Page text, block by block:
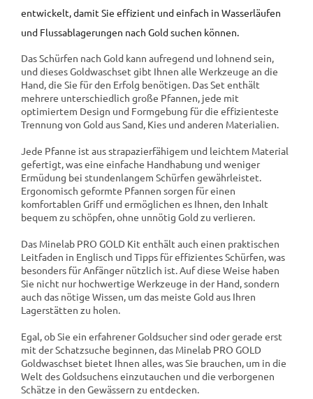
entwickelt, damit Sie effizient und einfach in Wasserläufen
und Flussablagerungen nach Gold suchen können.
Das Schürfen nach Gold kann aufregend und lohnend sein,
und dieses Goldwaschset gibt Ihnen alle Werkzeuge an die
Hand, die Sie für den Erfolg benötigen. Das Set enthält
mehrere unterschiedlich große Pfannen, jede mit
optimiertem Design und Formgebung für die effizienteste
Trennung von Gold aus Sand, Kies und anderen Materialien.
Jede Pfanne ist aus strapazierfähigem und leichtem Material
gefertigt, was eine einfache Handhabung und weniger
Ermüdung bei stundenlangem Schürfen gewährleistet.
Ergonomisch geformte Pfannen sorgen für einen
komfortablen Griff und ermöglichen es Ihnen, den Inhalt
bequem zu schöpfen, ohne unnötig Gold zu verlieren.
Das Minelab PRO GOLD Kit enthält auch einen praktischen
Leitfaden in Englisch und Tipps für effizientes Schürfen, was
besonders für Anfänger nützlich ist. Auf diese Weise haben
Sie nicht nur hochwertige Werkzeuge in der Hand, sondern
auch das nötige Wissen, um das meiste Gold aus Ihren
Lagerstätten zu holen.
Egal, ob Sie ein erfahrener Goldsucher sind oder gerade erst
mit der Schatzsuche beginnen, das Minelab PRO GOLD
Goldwaschset bietet Ihnen alles, was Sie brauchen, um in die
Welt des Goldsuchens einzutauchen und die verborgenen
Schätze in den Gewässern zu entdecken.